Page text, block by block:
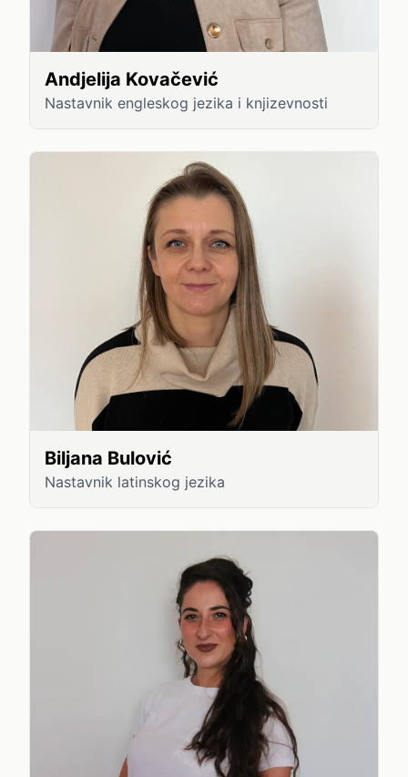
Andjelija Kovačević
Nastavnik engleskog jezika i knjizevnosti
Biljana Bulović
Nastavnik latinskog jezika